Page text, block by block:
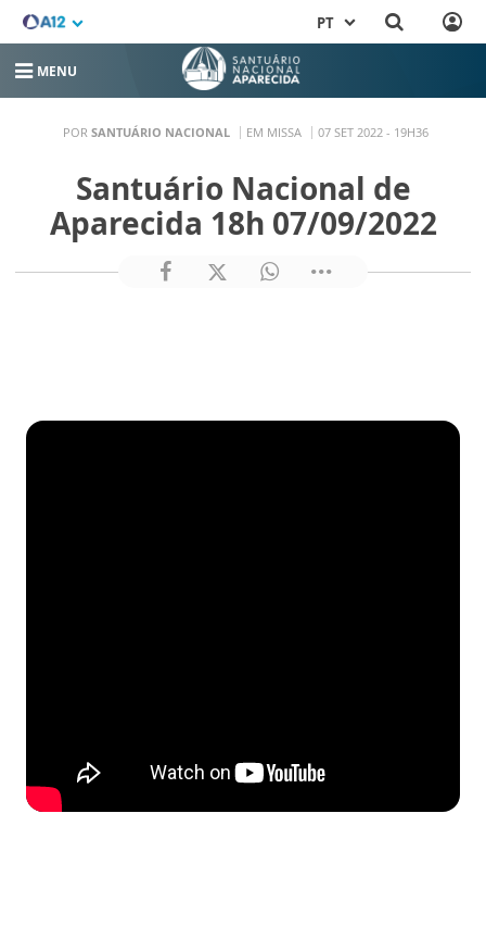
PT
MENU
POR SANTUÁRIO NACIONAL EM MISSA 07 SET 2022 - 19H36
Santuário Nacional de
Aparecida 18h 07/09/2022